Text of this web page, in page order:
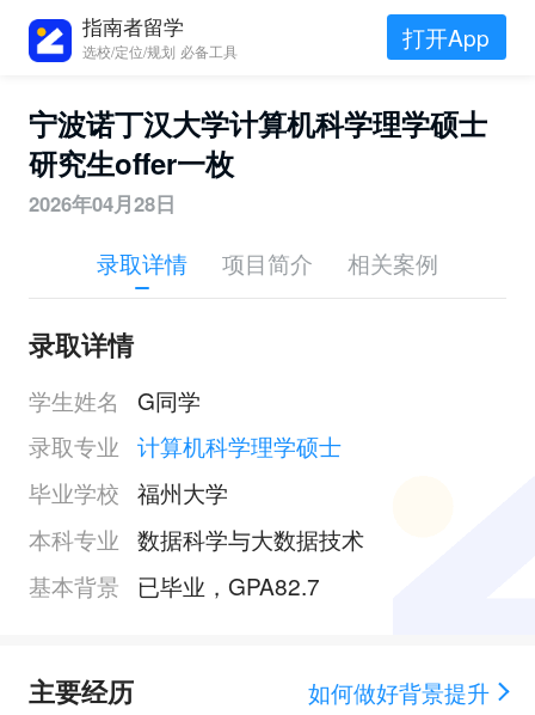
指南者留学
选校/定位/规划 必备工具 打开App
宁波诺丁汉大学计算机科学理学硕士
研究生offer一枚
2026年04月28日
录取详情 项目简介 相关案例
录取详情
学生姓名
G同学
录取专业 计算机科学理学硕士
毕业学校 福州大学
本科专业 数据科学与大数据技术
基本背景
已毕业，GPA82.7
主要经历
如何做好背景提升